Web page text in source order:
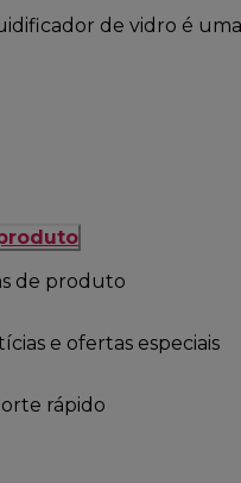
de vidro é
de produto
e ofertas especiais
rápido